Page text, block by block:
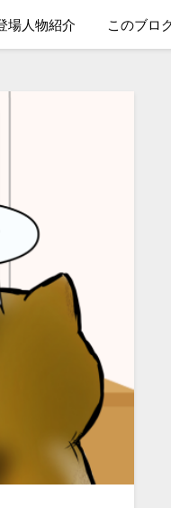
場人物紹介 このブロ